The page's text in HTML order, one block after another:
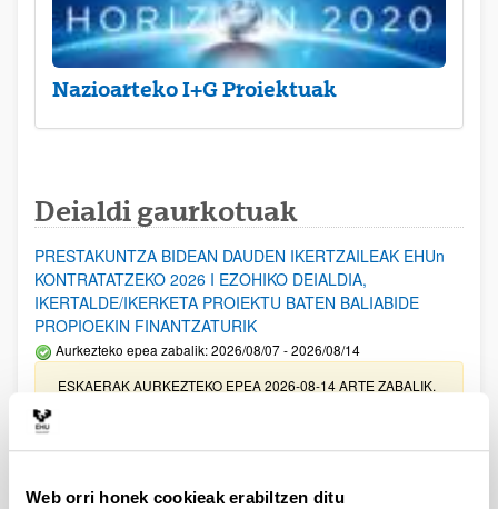
Web orri honek cookieak erabiltzen ditu
Nazioarteko I+G Proiektuak
Deialdi gaurkotuak
PRESTAKUNTZA BIDEAN DAUDEN IKERTZAILEAK EHUn
KONTRATATZEKO 2026 I EZOHIKO DEIALDIA,
IKERTALDE/IKERKETA PROIEKTU BATEN BALIABIDE
PROPIOEKIN FINANTZATURIK
Aurkezteko epea zabalik: 2026/08/07 - 2026/08/14
ESKAERAK AURKEZTEKO EPEA 2026-08-14 ARTE ZABALIK.
UPV/EHUn Azpiegitura Zientifikoa eta Funts Bibliografikoak